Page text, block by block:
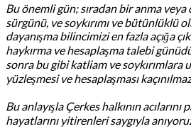
Bu önemli gün; sıradan bir anma
sürgünü, ve soykırımı ve bütünlüklü
dayanışma bilincimizi en fazla açığa
haykırma ve hesaplaşma talebi
sonra bu gibi katliam ve soykırımlara
yüzleşmesi ve hesaplaşması
Bu anlayışla Çerkes halkının acılarını
hayatlarını yitirenleri saygıyla